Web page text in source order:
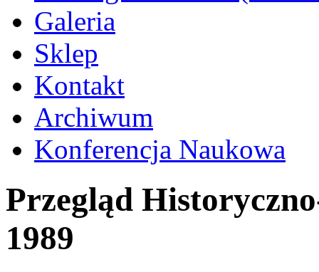
Galeria
Sklep
Kontakt
Archiwum
Konferencja Naukowa
Przegląd
1989